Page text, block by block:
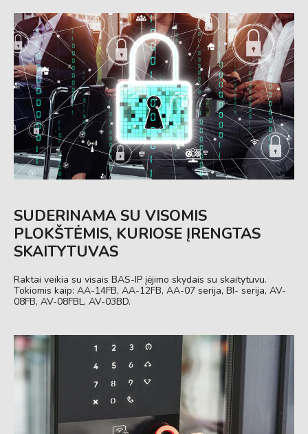
SUDERINAMA SU VISOMIS
PLOKŠTĖMIS, KURIOSE ĮRENGTAS
SKAITYTUVAS
Raktai veikia su visais BAS-IP įėjimo skydais su skaitytuvu.
Tokiomis kaip: AA-14FB, AA-12FB, AA-07 serija, BI- serija, AV-
08FB, AV-08FBL, AV-03BD.